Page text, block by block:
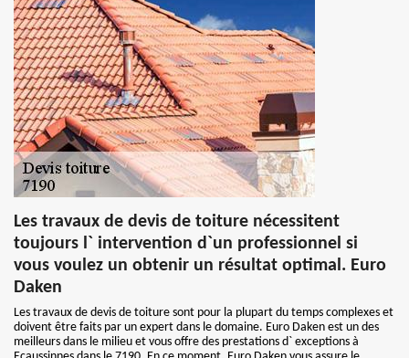
Les travaux de devis de toiture nécessitent
toujours l` intervention d`un professionnel si
vous voulez un obtenir un résultat optimal. Euro
Daken
Les travaux de devis de toiture sont pour la plupart du temps complexes et
doivent être faits par un expert dans le domaine. Euro Daken est un des
meilleurs dans le milieu et vous offre des prestations d` exceptions à